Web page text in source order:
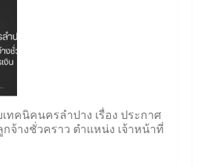
ทคนิคนครลำปาง เรื่อง ประกาศ
จ้างชั่วคราว ตำแหน่ง เจ้าหน้าที่